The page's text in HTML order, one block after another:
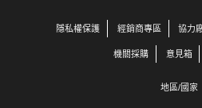
隱私權保護 經銷商專區 協力
機關採購 意見箱
地區/國家